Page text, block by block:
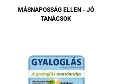
MÁSNAPOSSÁG ELLEN - JÓ
TANÁCSOK